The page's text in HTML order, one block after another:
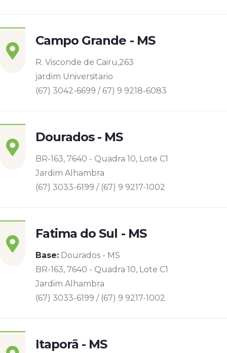
Campo Grande - MS
R. Visconde de Cairu,263
jardim Universitario
(67) 3042-6699 / 67) 9 9218-6083
Dourados - MS
BR-163, 7640 - Quadra 10, Lote C1
Jardim Alhambra
(67) 3033-6199 / (67) 9 9217-1002
Fatima do Sul - MS
Base: Dourados - MS
BR-163, 7640 - Quadra 10, Lote C1
Jardim Alhambra
(67) 3033-6199 / (67) 9 9217-1002
Itaporã - MS